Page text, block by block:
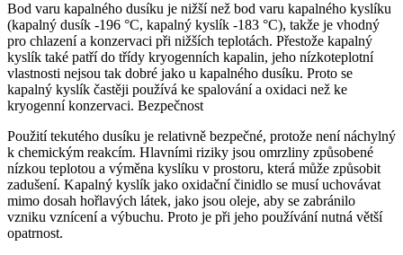
Bod varu kapalného dusíku je nižší než bod varu kapalného kyslíku
(kapalný dusík -196 °C, kapalný kyslík -183 °C), takže je vhodný
pro chlazení a konzervaci při nižších teplotách. Přestože kapalný
kyslík také patří do třídy kryogenních kapalin, jeho nízkoteplotní
vlastnosti nejsou tak dobré jako u kapalného dusíku. Proto se
kapalný kyslík častěji používá ke spalování a oxidaci než ke
kryogenní konzervaci. Bezpečnost
Použití tekutého dusíku je relativně bezpečné, protože není náchylný
k chemickým reakcím. Hlavními riziky jsou omrzliny způsobené
nízkou teplotou a výměna kyslíku v prostoru, která může způsobit
zadušení. Kapalný kyslík jako oxidační činidlo se musí uchovávat
mimo dosah hořlavých látek, jako jsou oleje, aby se zabránilo
vzniku vznícení a výbuchu. Proto je při jeho používání nutná větší
opatrnost.